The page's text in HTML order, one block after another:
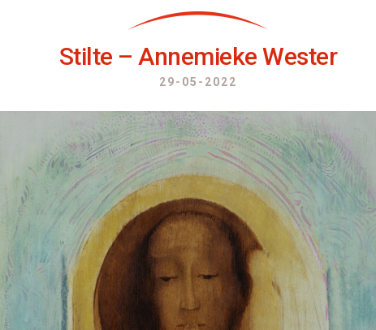
Stilte – Annemieke Wester
29-05-2022